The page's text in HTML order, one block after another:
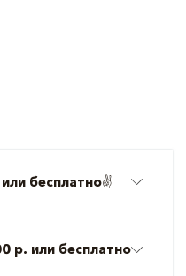
бесплатно✌️
р. или бесплатно